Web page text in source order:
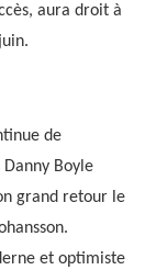
aura droit à
de
Boyle
grand retour le
et optimiste